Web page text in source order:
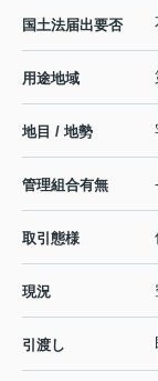
国土法届出要否
用途地域
地目 / 地勢
管理組合有無 -
取引態様
現況
引渡し